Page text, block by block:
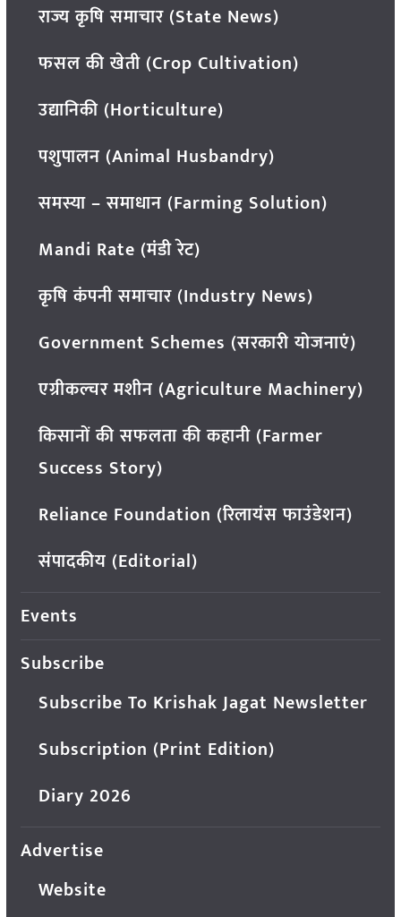
राज्य कृषि समाचार (State News)
फसल की खेती (Crop Cultivation)
उद्यानिकी (Horticulture)
पशुपालन (Animal Husbandry)
समस्या – समाधान (Farming Solution)
Mandi Rate (मंडी रेट)
कृषि कंपनी समाचार (Industry News)
Government Schemes (सरकारी योजनाएं)
एग्रीकल्चर मशीन (Agriculture Machinery)
किसानों की सफलता की कहानी (Farmer
Success Story)
Reliance Foundation (रिलायंस फाउंडेशन)
संपादकीय (Editorial)
Events
Subscribe
Subscribe To Krishak Jagat Newsletter
Subscription (Print Edition)
Diary 2026
Advertise
Website